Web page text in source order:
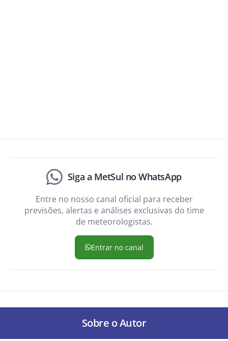
Siga a MetSul no WhatsApp
Entre no nosso canal oficial para receber
previsões, alertas e análises exclusivas do time
de meteorologistas.
Entrar no canal
Sobre o Autor